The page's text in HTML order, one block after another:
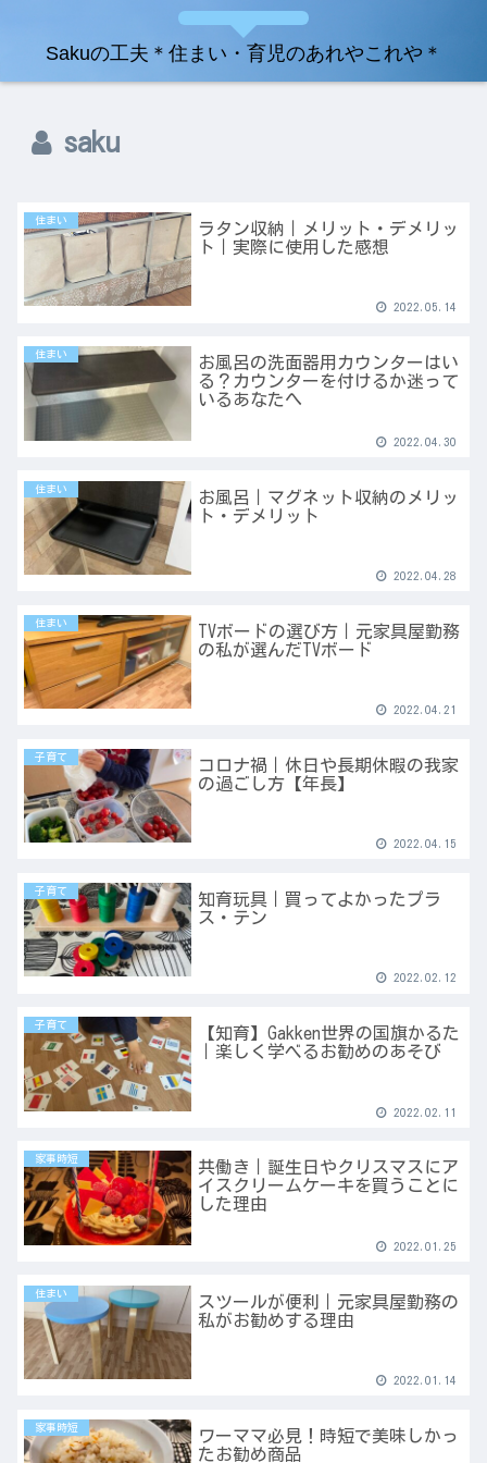
Sakuの工夫＊住まい・育児のあれやこれや＊
saku
住まい
ラタン収納｜メリット・デメリッ
ト｜実際に使用した感想
2022.05.14
住まい
お風呂の洗面器用カウンターはい
る？カウンターを付けるか迷って
いるあなたへ
2022.04.30
住まい
お風呂｜マグネット収納のメリッ
ト・デメリット
2022.04.28
住まい
TVボードの選び方｜元家具屋勤務
の私が選んだTVボード
2022.04.21
子育て
コロナ禍｜休日や長期休暇の我家
の過ごし方【年長】
2022.04.15
子育て
知育玩具｜買ってよかったプラ
ス・テン
2022.02.12
子育て
【知育】Gakken世界の国旗かるた
｜楽しく学べるお勧めのあそび
2022.02.11
家事時短
共働き｜誕生日やクリスマスにア
イスクリームケーキを買うことに
した理由
2022.01.25
住まい
スツールが便利｜元家具屋勤務の
私がお勧めする理由
2022.01.14
家事時短
ワーママ必見！時短で美味しかっ
たお勧め商品